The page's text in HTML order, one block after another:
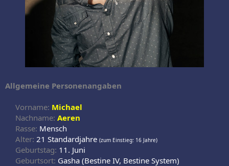
Allgemeine Personenangaben
Vorname: Michael
Nachname: Aeren
Rasse: Mensch
Alter: 21 Standardjahre (zum Einstieg: 16 Jahre)
Geburtstag: 11. Juni
Geburtsort: Gasha (Bestine IV, Bestine System)​